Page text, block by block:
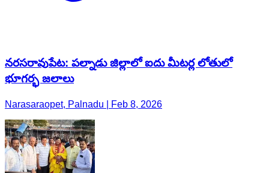
నరసరావుపేట: పల్నాడు జిల్లాలో ఐదు మీటర్ల లోతులో
భూగర్భ జలాలు
Narasaraopet, Palnadu | Feb 8, 2026